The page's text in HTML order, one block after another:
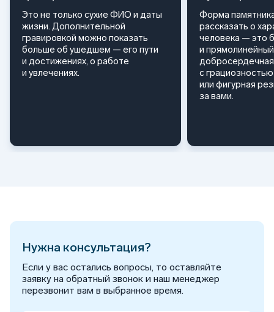
Это не только сухие ФИО и даты
жизни. Дополнительной
гравировкой можно показать
больше об ушедшем — его пути
и достижениях, о работе
и увлечениях.
Форма
рассказать о
человека — это
и
с
или фигурная
за вами.
Нужна консультация?
Если у вас остались вопросы, то оставляйте
заявку на обратный звонок и наш менеджер
перезвонит вам в выбранное время.